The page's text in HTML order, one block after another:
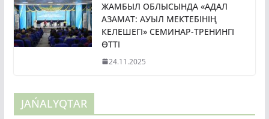
ЖАМБЫЛ ОБЛЫСЫНДА «АДАЛ
АЗАМАТ: АУЫЛ МЕКТЕБІНІҢ
КЕЛЕШЕГІ» СЕМИНАР-ТРЕНИНГІ
ӨТТІ
24.11.2025
JAŃALYQTAR